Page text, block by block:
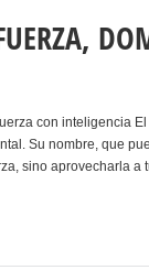
con inteligencia
Su nombre, que
sino aprovecharla a